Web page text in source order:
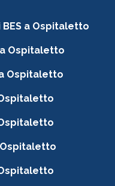
a Ospitaletto
Ospitaletto
Ospitaletto